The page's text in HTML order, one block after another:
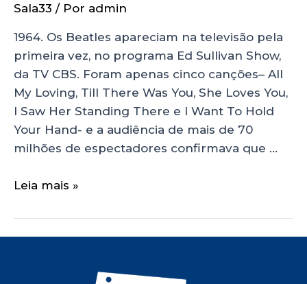
Sala33 / Por admin
1964. Os Beatles apareciam na televisão pela
primeira vez, no programa Ed Sullivan Show,
da TV CBS. Foram apenas cinco canções– All
My Loving, Till There Was You, She Loves You,
I Saw Her Standing There e I Want To Hold
Your Hand- e a audiência de mais de 70
milhões de espectadores confirmava que …
Leia mais »